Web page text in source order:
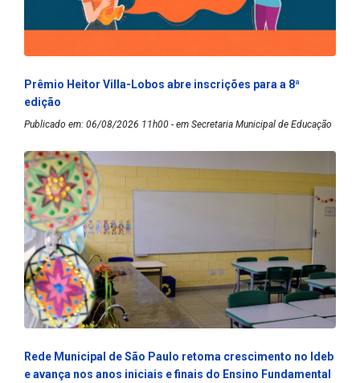
Prêmio Heitor Villa-Lobos abre inscrições para a 8ª
edição
Publicado em: 06/08/2026 11h00 - em Secretaria Municipal de Educação
Rede Municipal de São Paulo retoma crescimento no Ideb
e avança nos anos iniciais e finais do Ensino Fundamental